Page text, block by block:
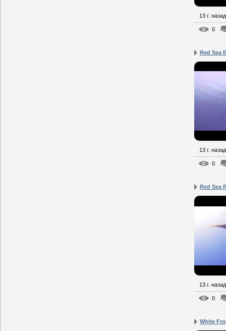
13 г. назад
0
Red Sea
13 г. назад
0
Red Sea
13 г. назад
0
White